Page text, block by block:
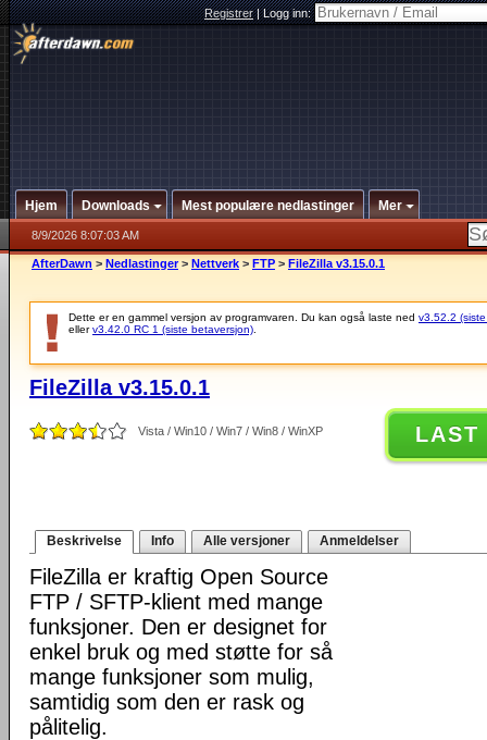
Registrer|Logg inn:
Hjem Downloads Mest populære nedlastinger Mer
8/9/2026 8:07:03 AM
AfterDawn > Nedlastinger > Nettverk > FTP > FileZilla v3.15.0.1
Dette er en gammel versjon av programvaren. Du kan også laste ned v3.52.2
ellerv3.42.0 RC 1 (siste betaversjon)
FileZilla v3.15.0.1
Vista / Win10 / Win7 / Win8 / WinXP LAST
Beskrivelse Info Alle versjoner Anmeldelser
FileZilla er kraftig Open Source
FTP / SFTP-klient med mange
funksjoner. Den er designet for
enkel bruk og med støtte for så
mange funksjoner som mulig,
samtidig som den er rask og
pålitelig.